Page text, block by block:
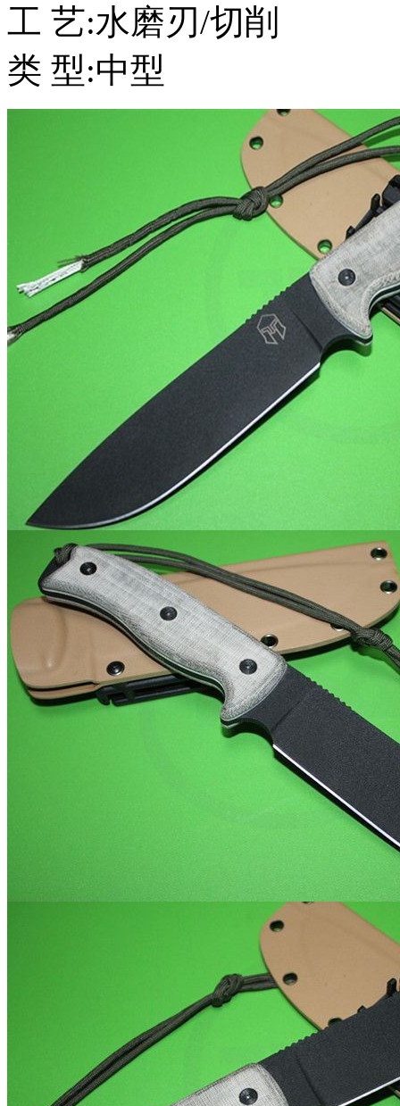
工 艺:水磨刃/切削
类 型:中型